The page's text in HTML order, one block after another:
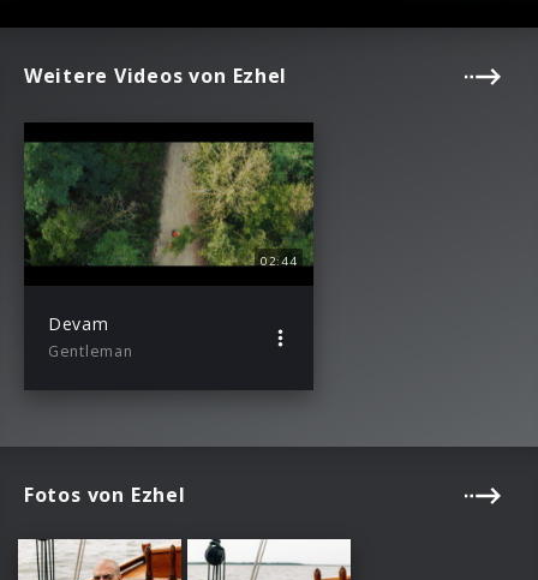
Weitere Videos von Ezhel
02:44
Devam
Gentleman
Fotos von Ezhel